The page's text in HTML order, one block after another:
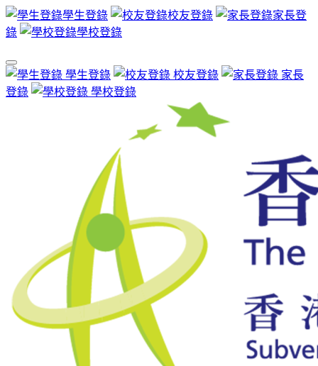
學生登錄 校友登錄
家長登
錄
學校登錄
學生登錄 校友登錄
家長
登錄
學校登錄